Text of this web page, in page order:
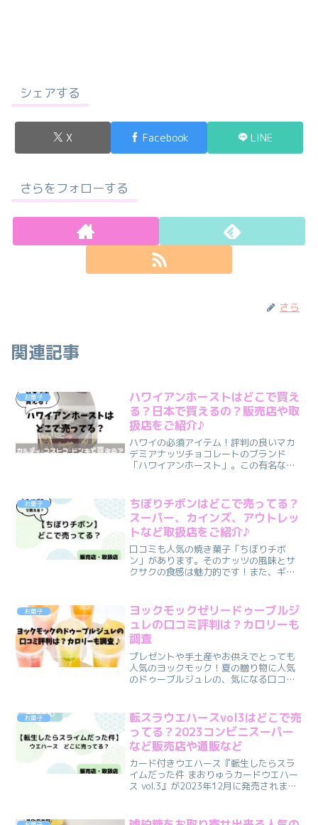
シェアする
X Facebook LINE
さらをフォローする
さら
関連記事
お菓子
ハワイアンホーストはどこで買え
る？日本で買えるの？販売店や取
扱店をご紹介♪
ハワイの必須アイテム！評判の良いマカ
デミアナッツチョコレートのブランド
「ハワイアンホースト」。この有名な商
んな疑問はありませんか？・ハワイアン
ホーストはどこで売ってる？...
お菓子
ちぼりチボンはどこで売ってる？
スーパー、カインズ、アウトレッ
トなど取扱店をご紹介♪
口コミも人気の焼き菓子「ちぼりチボ
ン」があります。そのナッツの風味とサ
クサクの食感は魅力的です！また、ギフ
らず、お悩みの方もいるかもしれませ
ん。そこで、今回はちぼりチボ...
お菓子
ヨックモックゼリードゥーブルジ
ュレの口コミ評判は？カロリーも
調査
プレゼントや手土産やお供えでとっても
人気のヨックモック！夏の贈り物に人気
のドゥーブルジュレの、気になる口コミ
ありました。良い口コミは・味が美味し
い・送った先の相手が「...
お菓子
転スラウエハースvol3はどこで売
ってる？2023コンビニスーパー
など販売店や通販など
カード付きウエハース『転生したらスラ
イムだった件 まおりゅうカードウエハー
ス vol.3』が2023年12月に発売されま
と思います。転スラシリーズは常に大人